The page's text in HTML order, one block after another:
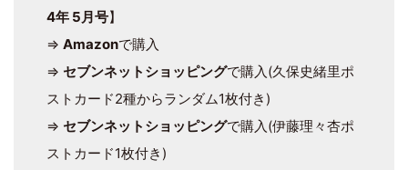
4年 5月号】
⇒ Amazonで購入
⇒ セブンネットショッピングで購入(久保史緒里ポ
ストカード2種からランダム1枚付き)
⇒ セブンネットショッピングで購入(伊藤理々杏ポ
ストカード1枚付き)